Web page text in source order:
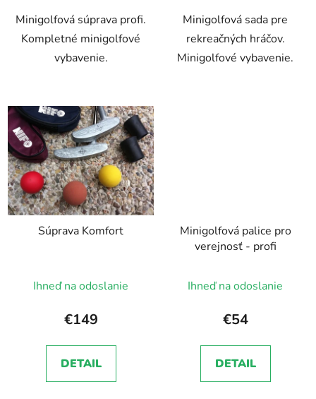
Minigolfová súprava profi.
Kompletné minigolfové
vybavenie.
Minigolfová sada pre
rekreačných hráčov.
Minigolfové vybavenie.
Súprava Komfort
Ihneď na odoslanie
€149
DETAIL
Minigolfová palice pro
verejnosť - profi
Ihneď na odoslanie
€54
DETAIL